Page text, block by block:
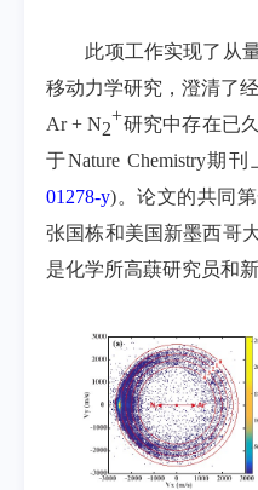
此项工作实现了从
移动力学研究，澄清了
Ar + N2
+研究中存在已
于Nature Chemistry期刊
01278-y)。论文的共同
张国栋和美国新墨西哥
是化学所高蕻研究员和